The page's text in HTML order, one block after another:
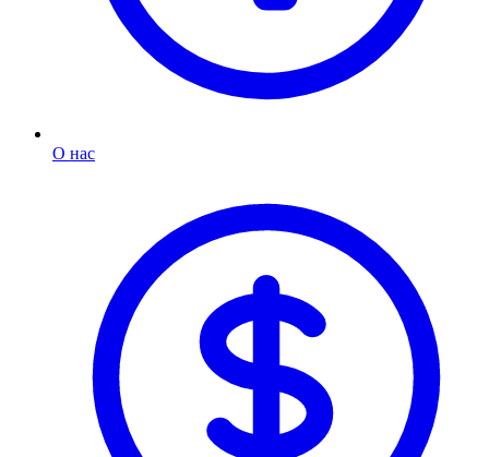
О нас